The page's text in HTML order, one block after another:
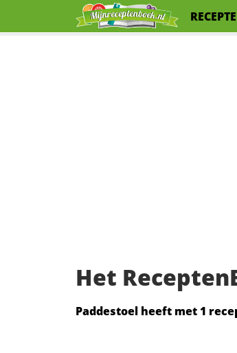
Het
Paddestoel heeft met 1